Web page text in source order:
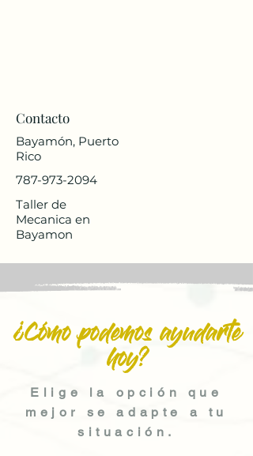
Contacto
Bayamón, Puerto
Rico
787-973-2094
Taller de
Mecanica en
Bayamon
¿Cómo podemos ayudarte
hoy?
Elige la opción que
mejor se adapte a tu
situación.